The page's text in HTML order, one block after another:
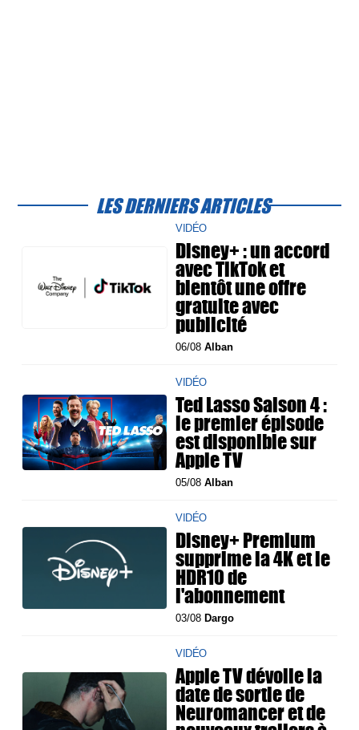
LES DERNIERS ARTICLES
VIDÉO
Disney+ : un accord
avec TikTok et
bientôt une offre
gratuite avec
publicité
06/08Alban
VIDÉO
Ted Lasso Saison 4 :
le premier épisode
est disponible sur
Apple TV
05/08Alban
VIDÉO
Disney+ Premium
supprime la 4K et le
HDR10 de
l'abonnement
03/08 Dargo
VIDÉO
Apple TV dévoile la
date de sortie de
Neuromancer et de